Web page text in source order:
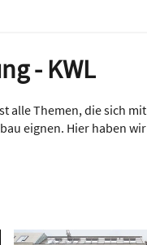
- KWL
alle Themen, die sich mit
eignen. Hier haben wir